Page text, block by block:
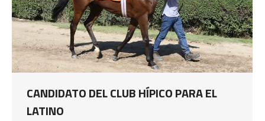
CANDIDATO DEL CLUB HÍPICO PARA EL
LATINO